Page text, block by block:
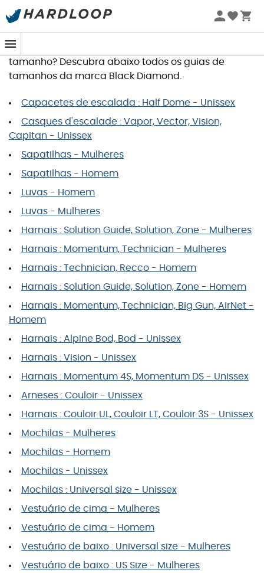
Guia de tamanhos Black Diamond
Quer encomendar um artigo e procura o seu
tamanho? Descubra abaixo todos os guias de
tamanhos da marca Black Diamond.
Capacetes de escalada : Half Dome - Unissex
Casques d'escalade : Vapor, Vector, Vision,
Capitan - Unissex
Sapatilhas - Mulheres
Sapatilhas - Homem
Luvas - Homem
Luvas - Mulheres
Harnais : Solution Guide, Solution, Zone - Mulheres
Harnais : Momentum, Technician - Mulheres
Harnais : Technician, Recco - Homem
Harnais : Solution Guide, Solution, Zone - Homem
Harnais : Momentum, Technician, Big Gun, AirNet -
Homem
Harnais : Alpine Bod, Bod - Unissex
Harnais : Vision - Unissex
Harnais : Momentum 4S, Momentum DS - Unissex
Arneses : Couloir - Unissex
Harnais : Couloir UL, Couloir LT, Couloir 3S - Unissex
Mochilas - Mulheres
Mochilas - Homem
Mochilas - Unissex
Mochilas : Universal size - Unissex
Vestuário de cima - Mulheres
Vestuário de cima - Homem
Vestuário de baixo : Universal size - Mulheres
Vestuário de baixo : US Size - Mulheres